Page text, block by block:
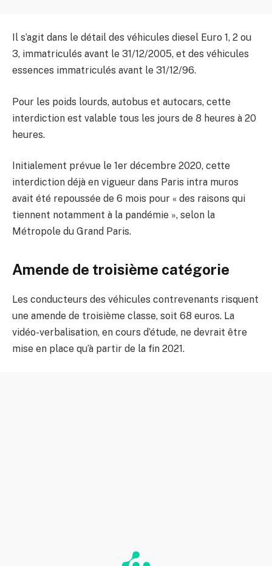
Il s’agit dans le détail des véhicules diesel Euro 1, 2 ou
3, immatriculés avant le 31/12/2005, et des véhicules
essences immatriculés avant le 31/12/96.
Pour les poids lourds, autobus et autocars, cette
interdiction est valable tous les jours de 8 heures à 20
heures.
Initialement prévue le 1er décembre 2020, cette
interdiction déjà en vigueur dans Paris intra muros
avait été repoussée de 6 mois pour « des raisons qui
tiennent notamment à la pandémie », selon la
Métropole du Grand Paris.
Amende de troisième catégorie
Les conducteurs des véhicules contrevenants risquent
une amende de troisième classe, soit 68 euros. La
vidéo-verbalisation, en cours d’étude, ne devrait être
mise en place qu’à partir de la fin 2021.